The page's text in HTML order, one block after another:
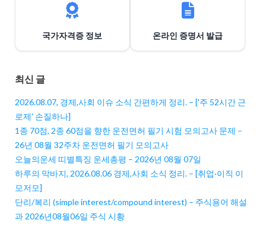
국가자격증 정보 온라인 증명서 발급
최신 글
2026.08.07, 경제,사회 이슈 소식 간편하게 정리. – ['주 52시간 근
로제' 손질하나]
1종 70점, 2종 60점을 향한 운전면허 필기 시험 모의고사 문제 –
26년 08월 32주차 운전면허 필기 모의고사
오늘의운세 띠별특징 운세총평 – 2026년 08월 07일
하루의 막바지, 2026.08.06 경제,사회 소식 정리. – [취업·이직 이
모저모]
단리/복리 (simple interest/compound interest) – 주식용어 해설
과 2026년08월06일 주식 시황